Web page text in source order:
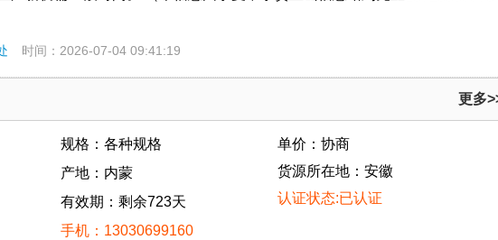
时间：2026-07-04 09:41:19
更多
规格：各种规格
产地：内蒙
有效期：剩余723天
手机：13030699160
单价：协商
货源所在地：安徽
认证状态:已认证